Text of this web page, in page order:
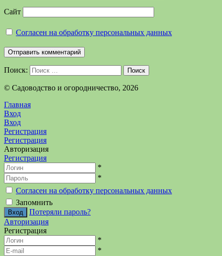
Сайт
Согласен на обработку персональных данных
Поиск: Поиск
©️ Садоводство и огородничество, 2026
Главная
Вход
Вход
Регистрация
Регистрация
Авторизация
Регистрация
*
*
Согласен на обработку персональных данных
Запомнить
Потеряли пароль?
Авторизация
Регистрация
*
*